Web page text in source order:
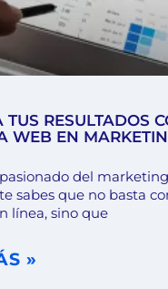
TUS RESULTADOS
WEB EN
del
sabes que no basta
línea, sino que
»